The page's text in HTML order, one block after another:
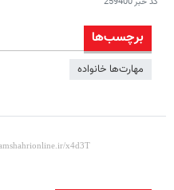
برچسب‌ها
مهارت‌ها خانواده